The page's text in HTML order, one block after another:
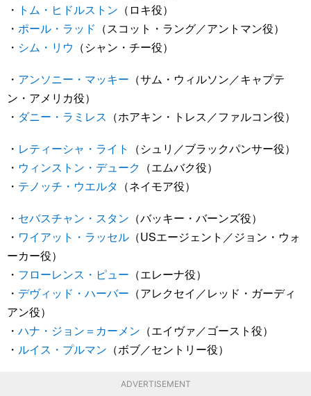
・ トム・ヒドルストン （ロキ役）
・ ポール・ラッド （スコット・ラング／アントマン役）
・ シム・リウ （シャン・チー役）
・ アンソニー・マッキー （サム・ウィルソン／キャプテ
ン・アメリカ役）
・ ダニー・ラミレス （ホアキン・トレス／ファルコン役）
・ レティーシャ・ライト
（シュリ／ブラックパンサー役）
・ ウィンストン・デューク （エムバク役）
・ テノッチ・ウエルタ （ネイモア役）
・ セバスチャン・スタン （バッキー・バーンズ役）
・ ワイアット・ラッセル （USエージェント／ジョン・ウォ
ーカー役）
・ フローレンス・ピュー （エレーナ役）
・ デヴィッド・ハーバー （アレクセイ／レッド・ガーディ
アン役）
・ ハナ・ジョン＝カーメン （エイヴァ／ゴースト役）
・ ルイス・プルマン （ボブ／セントリー役）
ADVERTISEMENT